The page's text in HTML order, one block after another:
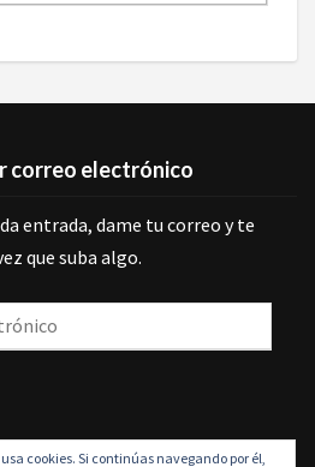
correo electrónico
entrada, dame tu correo y te
que suba algo.
cookies. Si continúas navegando por él,